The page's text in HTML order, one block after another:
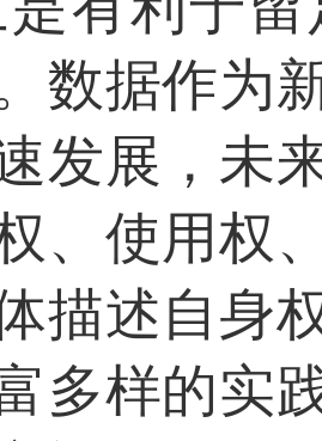
数据作为
发展，未
、使用权
描述自身
多样的实